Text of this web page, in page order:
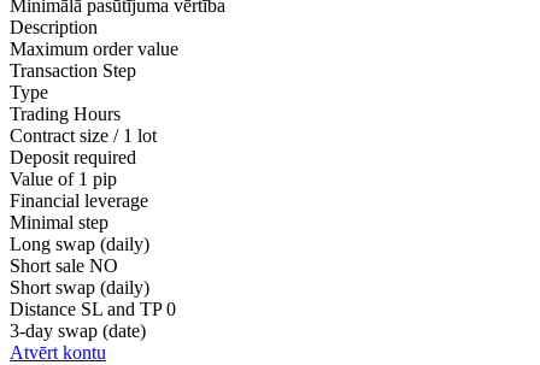
Minimālā pasūtījuma vērtība
Description
Maximum order value
Transaction Step
Type
Trading Hours
Contract size / 1 lot
Deposit required
Value of 1 pip
Financial leverage
Minimal step
Long swap (daily)
Short sale NO
Short swap (daily)
Distance SL and TP 0
3-day swap (date)
Atvērt kontu